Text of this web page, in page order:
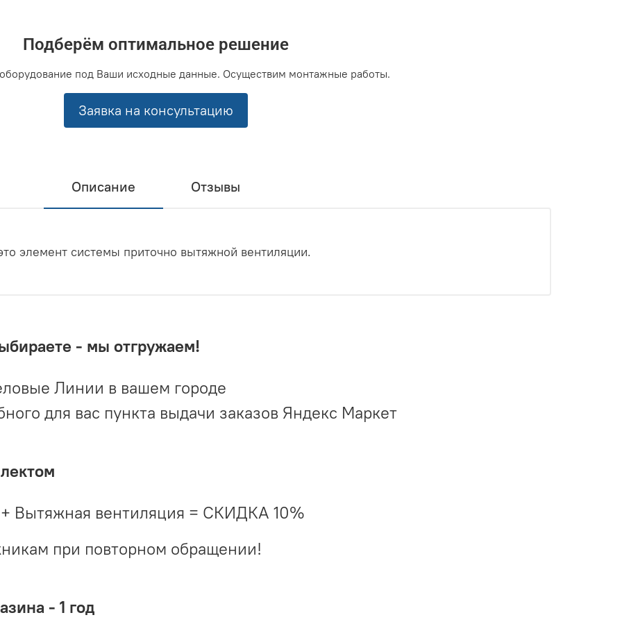
Подберём оптимальное решение
под Ваши исходные данные. Осуществим монтажные работы.
Заявка на консультацию
Описание Отзывы
элемент системы приточно вытяжной вентиляции.
- мы отгружаем!
Линии в вашем городе
для вас пункта выдачи заказов Яндекс Маркет
Вытяжная вентиляция = СКИДКА 10%
при повторном обращении!
- 1 год